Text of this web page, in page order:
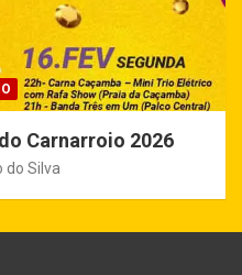
Carnarroio 2026
do Silva